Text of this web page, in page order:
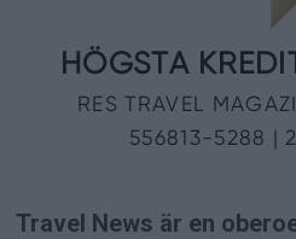
Travel News är en